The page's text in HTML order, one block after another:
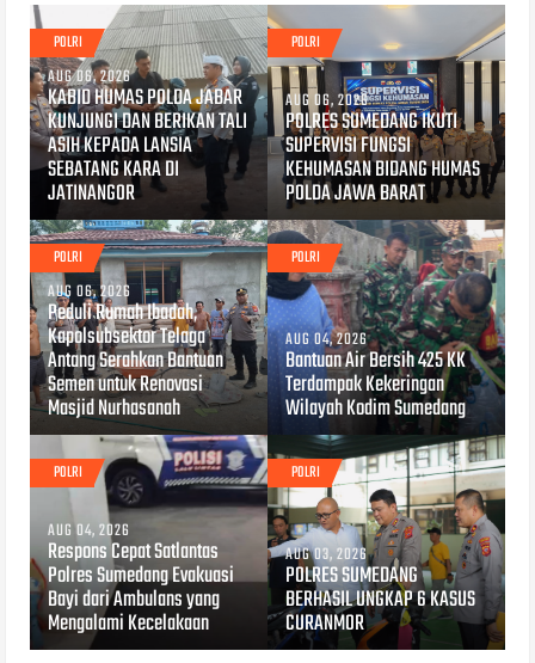
POLRI
AUG 06, 2026
KABID HUMAS POLDA JABAR
KUNJUNGI DAN BERIKAN TALI
ASIH KEPADA LANSIA
SEBATANG KARA DI
JATINANGOR
POLRI
AUG 06, 2026
POLRES SUMEDANG IKUTI
SUPERVISI FUNGSI
KEHUMASAN BIDANG HUMAS
POLDA JAWA BARAT
POLRI
AUG 06, 2026
Peduli Rumah Ibadah,
Kapolsubsektor Telaga
Antang Serahkan Bantuan
Semen untuk Renovasi
Masjid Nurhasanah
POLRI
AUG 04, 2026
Bantuan Air Bersih 425 KK
Terdampak Kekeringan
Wilayah Kodim Sumedang
POLRI
AUG 04, 2026
Respons Cepat Satlantas
Polres Sumedang Evakuasi
Bayi dari Ambulans yang
Mengalami Kecelakaan
POLRI
AUG 03, 2026
POLRES SUMEDANG
BERHASIL UNGKAP 6 KASUS
CURANMOR